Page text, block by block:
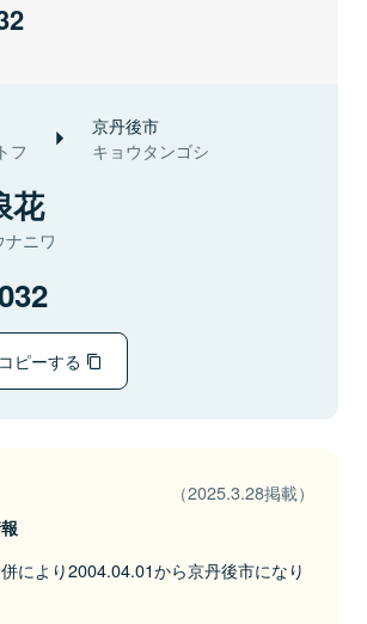
フ
京丹後市
キョウタンゴシ
花
ナニワ
ピーする
（2025.3.28掲載）
により2004.04.01から京丹後市になり